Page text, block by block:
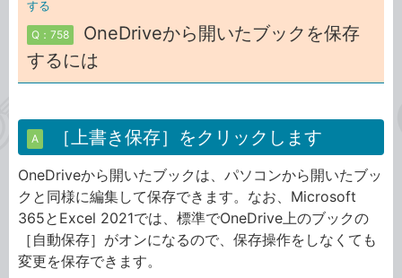
する
Q：758
OneDriveから開いたブックを保存
するには
A ［上書き保存］をクリックします
OneDriveから開いたブックは、パソコンから開いたブッ
クと同様に編集して保存できます。なお、Microsoft
365とExcel 2021では、標準でOneDrive上のブックの
［自動保存］がオンになるので、保存操作をしなくても
変更を保存できます。